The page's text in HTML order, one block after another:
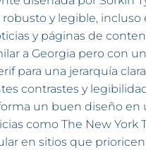
robusto y legible,
y páginas de
a Georgia pero con
para una jerarquía
contrastes y
un buen diseño
como The New York
en sitios que